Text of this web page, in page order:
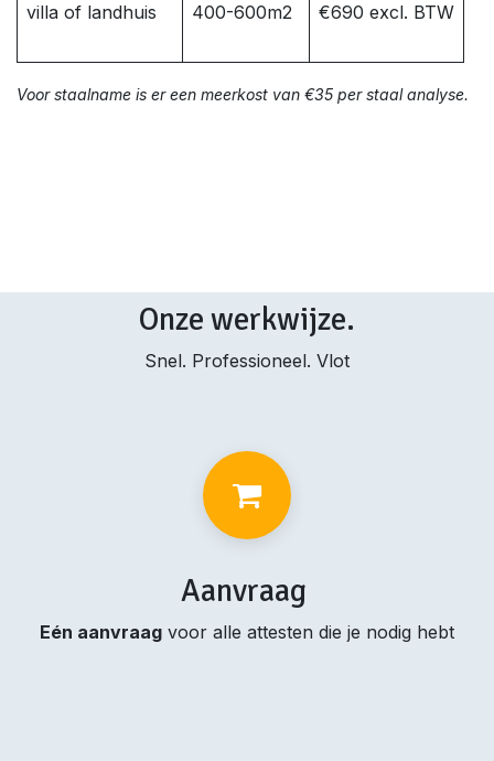
villa of landhuis 400-600m2 €690 excl. BTW
Voor staalname is er een meerkost van €35 per staal analyse.
Onze werkwijze.
Snel. Professioneel. Vlot
Aanvraag
Eén aanvraag voor alle attesten die je nodig hebt